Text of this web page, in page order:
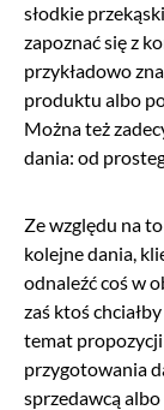
słodkie
zapoznać się z
przykładowo
produktu albo
Można też
dania: od
Ze względu na
kolejne dania,
odnaleźć coś w
zaś ktoś
temat
przygotowania
sprzedawcą